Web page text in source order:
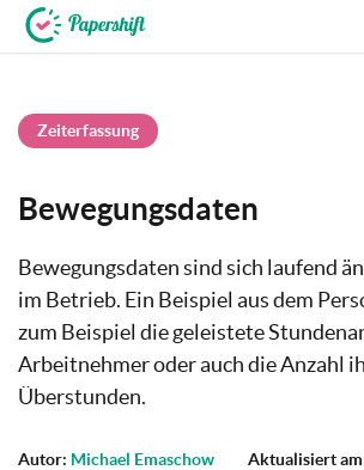
Zeiterfassung
Bewegungsdaten
Bewegungsdaten sind sich laufend
im Betrieb. Ein Beispiel aus dem
zum Beispiel die geleistete
Arbeitnehmer oder auch die Anzahl
Überstunden.
Autor: Michael Emaschow
Aktualisiert